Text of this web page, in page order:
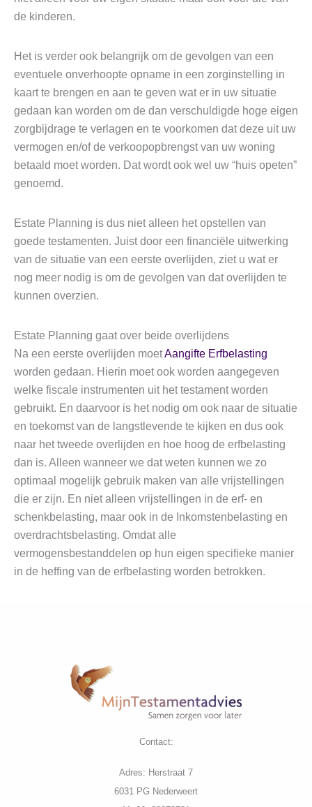
de kinderen.
Het is verder ook belangrijk om de gevolgen van een
eventuele onverhoopte opname in een zorginstelling in
kaart te brengen en aan te geven wat er in uw situatie
gedaan kan worden om de dan verschuldigde hoge eigen
zorgbijdrage te verlagen en te voorkomen dat deze uit uw
vermogen en/of de verkoopopbrengst van uw woning
betaald moet worden. Dat wordt ook wel uw “huis opeten”
genoemd.
Estate Planning is dus niet alleen het opstellen van
goede testamenten. Juist door een financiële uitwerking
van de situatie van een eerste overlijden, ziet u wat er
nog meer nodig is om de gevolgen van dat overlijden te
kunnen overzien.
Estate Planning gaat over beide overlijdens
Na een eerste overlijden moetAangifte Erfbelasting
worden gedaan. Hierin moet ook worden aangegeven
welke fiscale instrumenten uit het testament worden
gebruikt. En daarvoor is het nodig om ook naar de situatie
en toekomst van de langstlevende te kijken en dus ook
naar het tweede overlijden en hoe hoog de erfbelasting
dan is. Alleen wanneer we dat weten kunnen we zo
optimaal mogelijk gebruik maken van alle vrijstellingen
die er zijn. En niet alleen vrijstellingen in de erf- en
schenkbelasting, maar ook in de Inkomstenbelasting en
overdrachtsbelasting. Omdat alle
vermogensbestanddelen op hun eigen specifieke manier
in de heffing van de erfbelasting worden betrokken.
Contact:
Adres: Herstraat 7
6031 PG Nederweert